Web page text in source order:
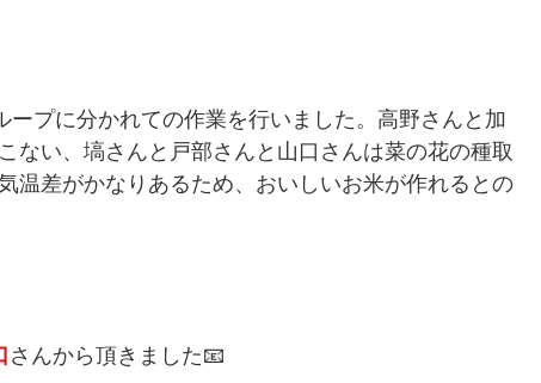
プに分かれての作業を行いました。高野さんと加
ない、塙さんと戸部さんと山口さんは菜の花の種取
温差がかなりあるため、おいしいお米が作れるとの
さんから頂きました📧